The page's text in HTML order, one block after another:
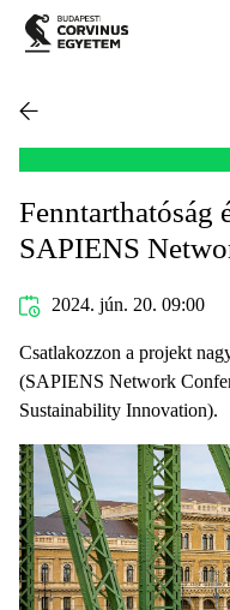
Fenntarthatóság
SAPIENS
2024. jún. 20. 09:00
Csatlakozzon a projekt
(SAPIENS Network
Sustainability Innovation).